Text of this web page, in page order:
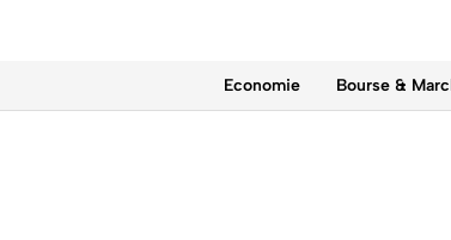
Economie Bourse &